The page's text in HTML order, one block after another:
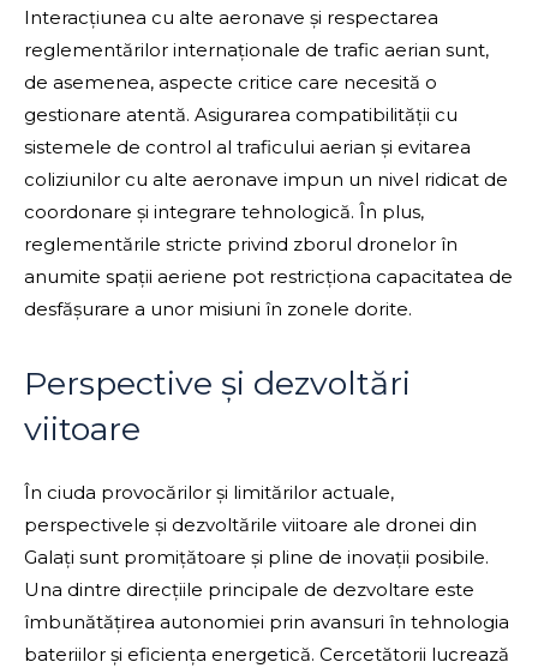
Interacțiunea cu alte aeronave și respectarea
reglementărilor internaționale de trafic aerian sunt,
de asemenea, aspecte critice care necesită o
gestionare atentă. Asigurarea compatibilității cu
sistemele de control al traficului aerian și evitarea
coliziunilor cu alte aeronave impun un nivel ridicat de
coordonare și integrare tehnologică. În plus,
reglementările stricte privind zborul dronelor în
anumite spații aeriene pot restricționa capacitatea de
desfășurare a unor misiuni în zonele dorite.
Perspective și dezvoltări
viitoare
În ciuda provocărilor și limitărilor actuale,
perspectivele și dezvoltările viitoare ale dronei din
Galați sunt promițătoare și pline de inovații posibile.
Una dintre direcțiile principale de dezvoltare este
îmbunătățirea autonomiei prin avansuri în tehnologia
bateriilor și eficiența energetică. Cercetătorii lucrează